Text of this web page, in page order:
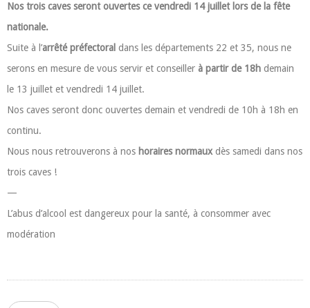
Nos trois caves seront ouvertes ce vendredi 14 juillet lors de la fête
nationale.
Suite à l’arrêté préfectoral dans les départements 22 et 35, nous ne
serons en mesure de vous servir et conseiller à partir de 18h demain
le 13 juillet et vendredi 14 juillet.
Nos caves seront donc ouvertes demain et vendredi de 10h à 18h en
continu.
Nous nous retrouverons à nos horaires normaux dès samedi dans nos
trois caves !
—
L’abus d’alcool est dangereux pour la santé, à consommer avec
modération